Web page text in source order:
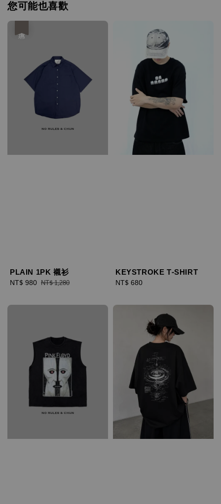
您可能也喜歡
PLAIN 1PK 襯衫
Sale
NT$ 980 Regular
NT$ 1,280
KEYSTROKE T-SHIRT
Regular
NT$ 680